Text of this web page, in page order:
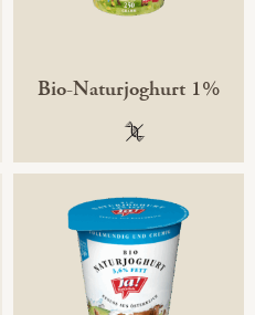
Bio-Naturjoghurt 1%
100 %